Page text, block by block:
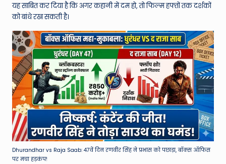
यह साबित कर दिया है कि अगर कहानी में दम हो, तो फिल्म हफ्तों तक दर्शकों
को बांधे रख सकती है।
Dhurandhar vs Raja Saab: 47वें दिन रणवीर सिंह ने प्रभास को पछाड़ा, बॉक्स ऑफिस
पर मचा हड़कंप!